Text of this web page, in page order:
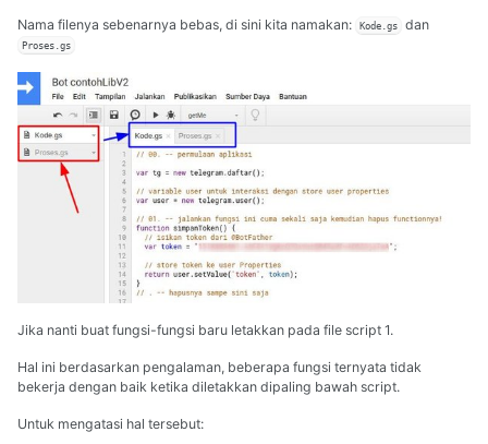
Nama filenya sebenarnya bebas, di sini kita namakan: Kode.gs dan
Proses.gs
Jika nanti buat fungsi-fungsi baru letakkan pada file script 1.
Hal ini berdasarkan pengalaman, beberapa fungsi ternyata tidak
bekerja dengan baik ketika diletakkan dipaling bawah script.
Untuk mengatasi hal tersebut: